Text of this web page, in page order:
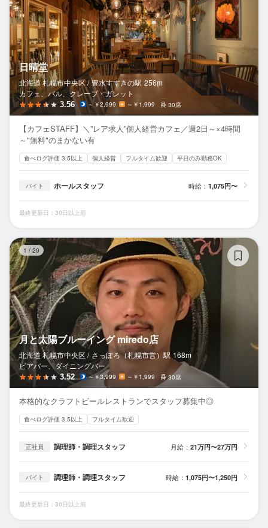
日晴堂
北海道 札幌市中央区 / 豊水すすきの駅 256m
カフェ、バル、クレープ・ガレット
3.56 ～￥2,999 ～￥1,999 30席
【カフェSTAFF】＼”レア求人”個人経営カフェ／週2日～×4時間
～"無料"のまかない有
食べログ評価 3.5以上 個人経営 フルタイム歓迎 平日のみ勤務OK
バイト ホールスタッフ 時給： 1,075円〜
最終更新日：30日以上前
1 / 20
月と太陽ブルーイング miredo店
北海道 札幌市中央区 / さっぽろ（札幌市営） 駅 168m
ビアバー、ダイニングバー
3.52 ～￥3,999 ～￥1,999 30席
本格的なクラフトビールレストランでスタッフ募集中◎
食べログ評価 3.5以上 フルタイム歓迎
正社員 調理師・調理スタッフ 月給： 21万円〜27万円
バイト 調理師・調理スタッフ 時給： 1,075円〜1,250円
最終更新日：30日以上前